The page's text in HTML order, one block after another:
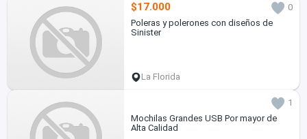
$17.000
0
Poleras y polerones con diseños de
Sinister
La Florida
1
Mochilas Grandes USB Por mayor de
Alta Calidad